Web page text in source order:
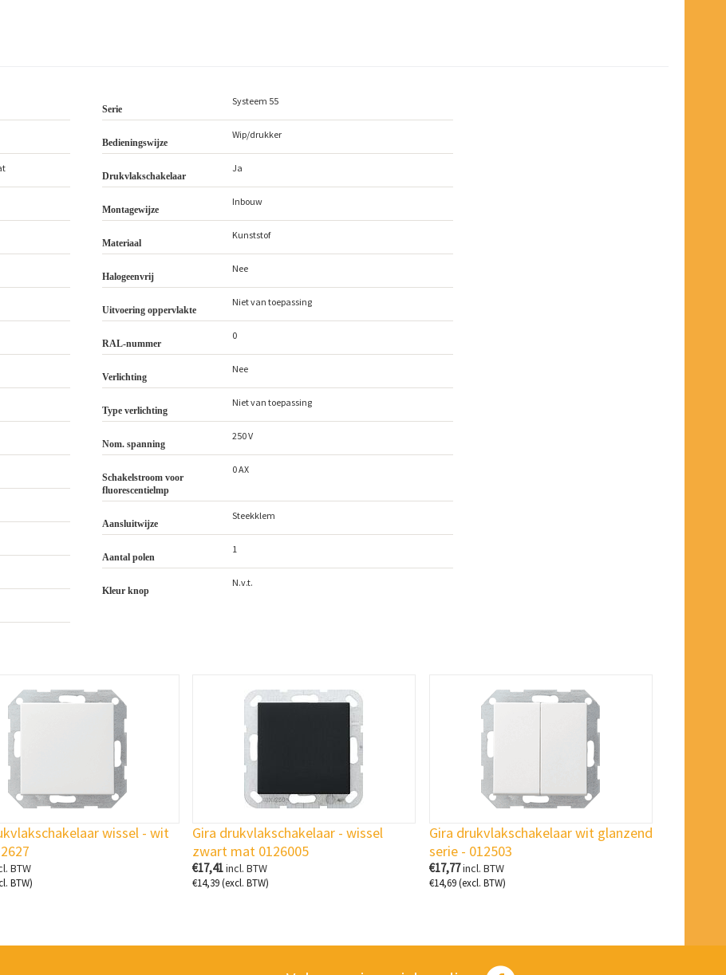
Serie
Systeem 55
Bedieningswijze
Wip/drukker
Drukvlakschakelaar
Ja
Montagewijze
Inbouw
Materiaal
Kunststof
Halogeenvrij
Nee
Uitvoering oppervlakte
Niet van toepassing
RAL-nummer
0
Verlichting
Nee
Type verlichting
Niet van toepassing
Nom. spanning
250 V
Schakelstroom voor
fluorescentielmp
0 AX
Aansluitwijze
Steekklem
Aantal polen
1
Kleur knop
N.v.t.
wissel - wit
BTW
BTW)
Gira drukvlakschakelaar - wissel
zwart mat 0126005
€17,41incl. BTW
€14,39(excl. BTW)
Gira drukvlakschakelaar wit glanzend
serie - 012503
€17,77incl. BTW
€14,69(excl. BTW)